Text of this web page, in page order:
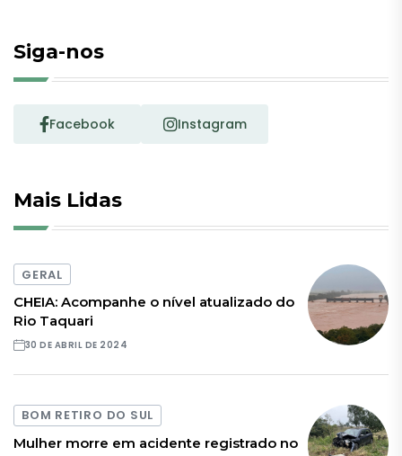
Siga-nos
Facebook Instagram
Mais Lidas
GERAL
CHEIA: Acompanhe o nível atualizado do
Rio Taquari
30 DE ABRIL DE 2024
BOM RETIRO DO SUL
Mulher morre em acidente registrado no